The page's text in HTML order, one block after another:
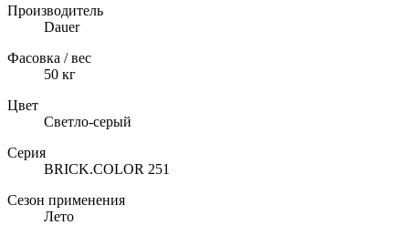
Производитель
Dauer
Фасовка / вес
50 кг
Цвет
Светло-серый
Серия
BRICK.COLOR 251
Сезон применения
Лето